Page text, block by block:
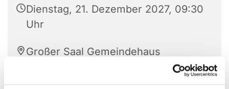
Dienstag, 21. Dezember 2027, 09:30
Uhr
Großer Saal Gemeindehaus
Vilsendorf, Vilsendorfer Str. 320,
33739 Bielefeld